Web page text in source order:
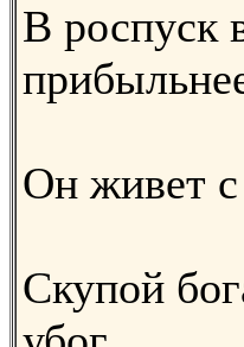
В роспуск
Он живет с
Скупой